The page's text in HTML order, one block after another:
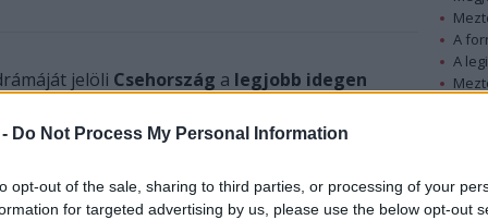
Do Not Process My Personal Information
opt-out of the sale, sharing to third parties, or processing of your
for targeted advertising by us, please use the below opt-out
jelöli Csehország a legjobb idegen
közlése szerint a filmet 47 alkotás közül
évek kommunista Csehszlovákiájában játszódik,
fel, aki részt vesz az állami irányítású
A
A